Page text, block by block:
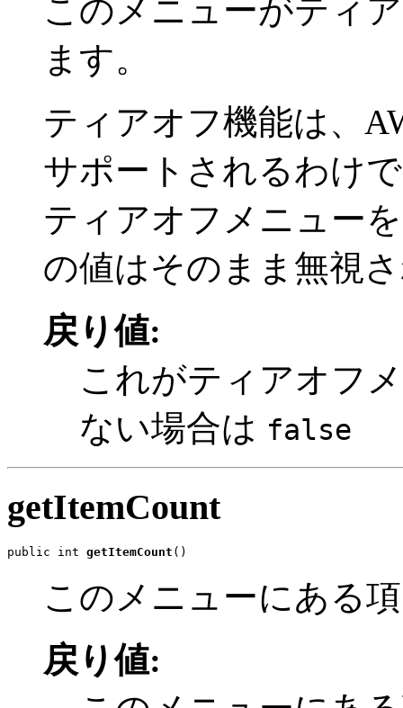
このメニューがティ
ます。
ティアオフ機能は、
サポートされるわけ
ティアオフメニュー
の値はそのまま無視
戻り値:
これがティアオフ
ない場合は false
getItemCount
public int getItemCount ()
このメニューにある
戻り値: